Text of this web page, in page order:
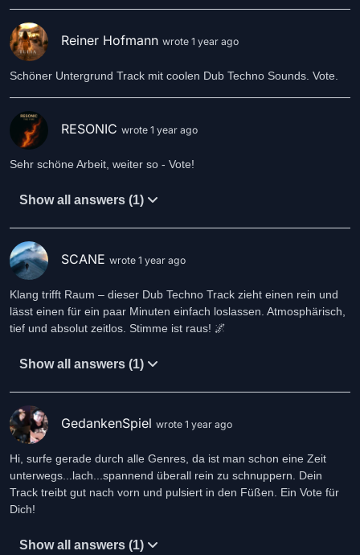
Reiner Hofmann wrote 1 year ago
Schöner Untergrund Track mit coolen Dub Techno Sounds. Vote.
RESONIC wrote 1 year ago
Sehr schöne Arbeit, weiter so - Vote!
Show all answers (1)
SCANE wrote 1 year ago
Klang trifft Raum – dieser Dub Techno Track zieht einen rein und
lässt einen für ein paar Minuten einfach loslassen. Atmosphärisch,
tief und absolut zeitlos. Stimme ist raus! 🌌
Show all answers (1)
GedankenSpiel wrote 1 year ago
Hi, surfe gerade durch alle Genres, da ist man schon eine Zeit
unterwegs...lach...spannend überall rein zu schnuppern. Dein
Track treibt gut nach vorn und pulsiert in den Füßen. Ein Vote für
Dich!
Show all answers (1)